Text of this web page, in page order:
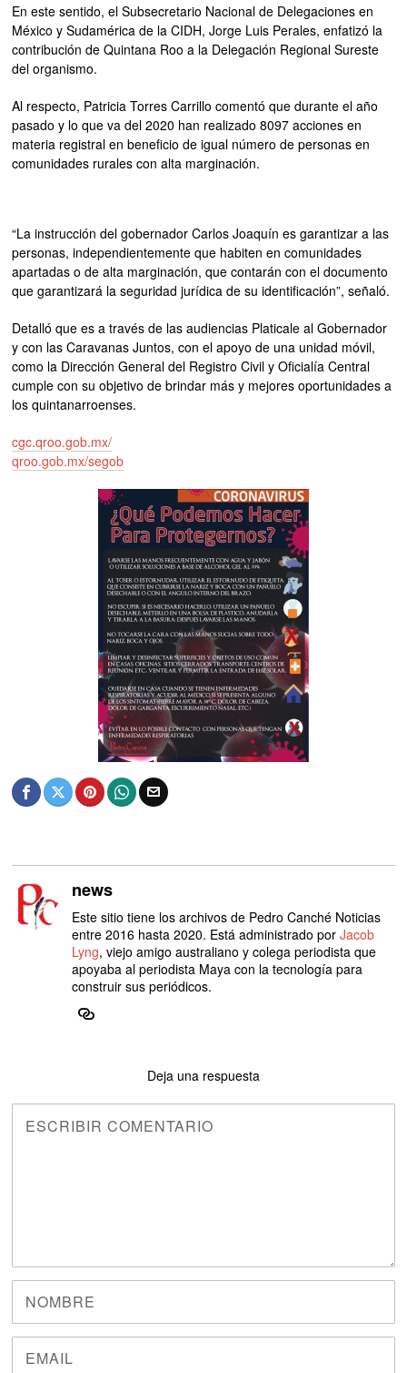
En este sentido, el Subsecretario Nacional de Delegaciones en
México y Sudamérica de la CIDH, Jorge Luis Perales, enfatizó la
contribución de Quintana Roo a la Delegación Regional Sureste
del organismo.
Al respecto, Patricia Torres Carrillo comentó que durante el año
pasado y lo que va del 2020 han realizado 8097 acciones en
materia registral en beneficio de igual número de personas en
comunidades rurales con alta marginación.
“La instrucción del gobernador Carlos Joaquín es garantizar a las
personas, independientemente que habiten en comunidades
apartadas o de alta marginación, que contarán con el documento
que garantizará la seguridad jurídica de su identificación”, señaló.
Detalló que es a través de las audiencias Platicale al Gobernador
y con las Caravanas Juntos, con el apoyo de una unidad móvil,
como la Dirección General del Registro Civil y Oficialía Central
cumple con su objetivo de brindar más y mejores oportunidades a
los quintanarroenses.
cgc.qroo.gob.mx/
qroo.gob.mx/segob
news
Este sitio tiene los archivos de Pedro Canché Noticias
entre 2016 hasta 2020. Está administrado porJacob
Lyng, viejo amigo australiano y colega periodista que
apoyaba al periodista Maya con la tecnología para
construir sus periódicos.
Deja una respuesta